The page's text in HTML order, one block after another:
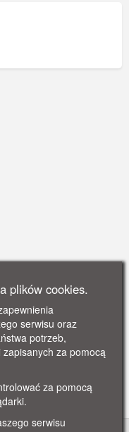
plików cookies.
serwisu oraz
potrzeb,
za pomocą
za pomocą
serwisu